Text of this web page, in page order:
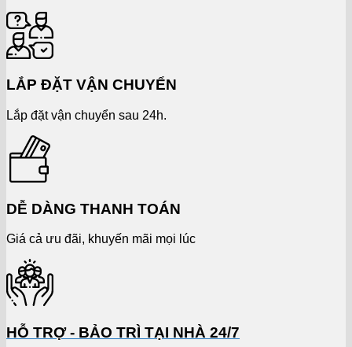
LẮP ĐẶT VẬN CHUYỂN
Lắp đặt vận chuyển sau 24h.
DỄ DÀNG THANH TOÁN
Giá cả ưu đãi, khuyến mãi mọi lúc
HỖ TRỢ - BẢO TRÌ TẠI NHÀ 24/7